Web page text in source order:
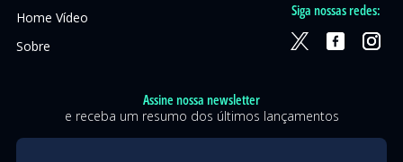
Home Vídeo
Sobre
Assine nossa newsletter
e receba um resumo dos últimos lançamentos
Siga nossas redes: